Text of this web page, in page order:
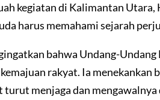
kegiatan di Kalimantan
harus memahami sejarah
bahwa Undang-
rakyat. Ia
turut menjaga dan